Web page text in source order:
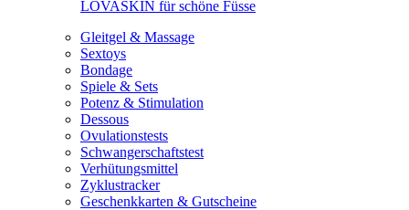
LOVASKIN für schöne Füsse
Gleitgel & Massage
Sextoys
Bondage
Spiele & Sets
Potenz & Stimulation
Dessous
Ovulationstests
Schwangerschaftstest
Verhütungsmittel
Zyklustracker
Geschenkkarten & Gutscheine